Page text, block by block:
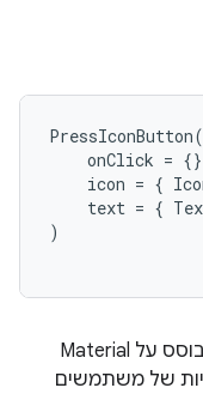
PressIconButton(
onClick =
icon = {
text = {
)
החדש מבוסס על Material
של משתמשים